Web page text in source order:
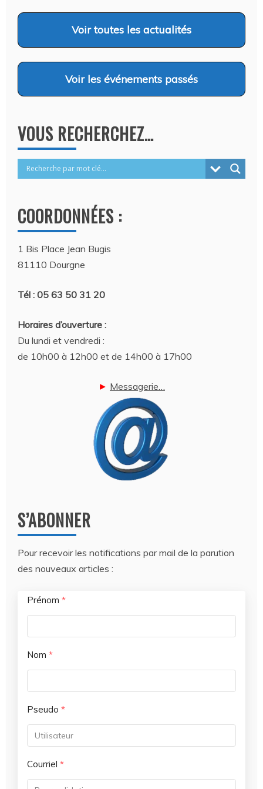
CANINS…
Auteur Christel DAUZAT/ 6 août 2026
Voirtoutes les actualités
Voir les événements passés
VOUS RECHERCHEZ…
COORDONNÉES :
1 Bis Place Jean Bugis
81110 Dourgne
Tél : 05 63 50 31 20
Horaires d’ouverture :
Du lundi et vendredi :
de 10h00 à 12h00 et de 14h00 à 17h00
► Messagerie…
S’ABONNER
Pour recevoir les notifications par mail de la parution
des nouveaux articles :
Prénom *
Nom *
Pseudo *
Courriel *